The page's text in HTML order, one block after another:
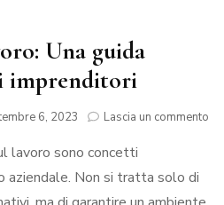
Una guida
imprenditori
6, 2023 Lascia un commento
lavoro sono concetti
aziendale. Non si tratta solo di